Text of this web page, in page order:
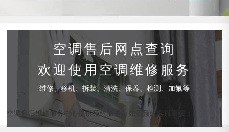
空调售后网点查询
欢迎使用空调维修服务
维修、移机、拆装、清洗、保养、检测、加氟等
空调售后维修服务中心提供预约服务，如需预约客服直拨：